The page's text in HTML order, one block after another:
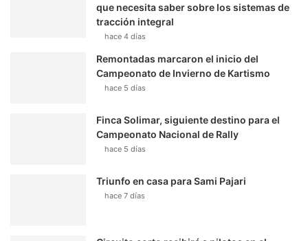
que necesita saber sobre los sistemas de
tracción integral
hace 4 días
Remontadas marcaron el inicio del
Campeonato de Invierno de Kartismo
hace 5 días
Finca Solimar, siguiente destino para el
Campeonato Nacional de Rally
hace 5 días
Triunfo en casa para Sami Pajari
hace 7 días